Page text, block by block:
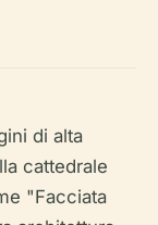
di alta
cattedrale
"Facciata